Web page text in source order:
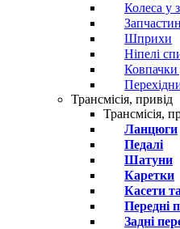
Колеса у
Шприхи
Ніпелі
Ковпачки
Трансмісія, привід
Трансмісія,
Ланцюги
Педалі
Шатуни
Каретки
Касети
Передні
Задні